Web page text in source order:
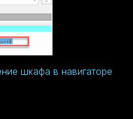
шкафа в навигаторе